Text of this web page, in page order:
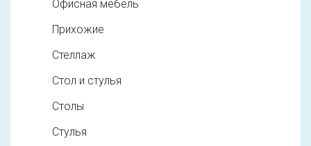
Офисная мебель
Прихожие
Стеллаж
Стол и стулья
Столы
Стулья